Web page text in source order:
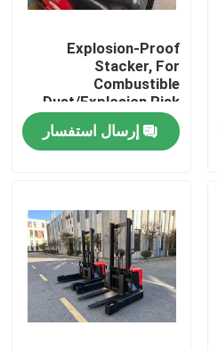
Explosion-Proof
Stacker, For
Combustible
Dust/Explosion Risk
Environment
إرسال استفسار